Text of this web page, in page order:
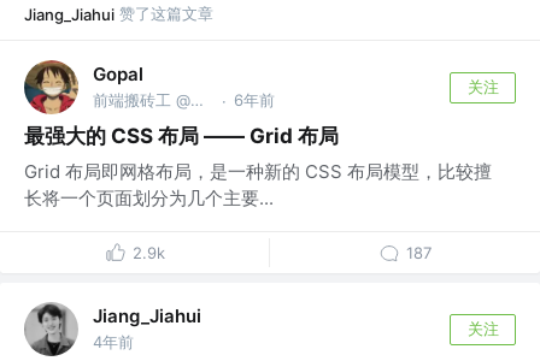
Jiang_Jiahui 赞了这篇文章
Gopal
前端搬砖工 @富途 · 6年前
关注
最强大的 CSS 布局 —— Grid 布局
Grid 布局即网格布局，是一种新的 CSS 布局模型，比较擅
长将一个页面划分为几个主要...
2.9k 187
Jiang_Jiahui
4年前
关注